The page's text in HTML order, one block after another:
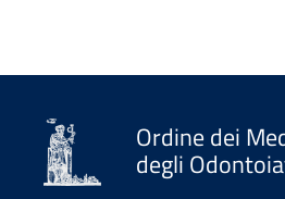
Ordine dei
degli